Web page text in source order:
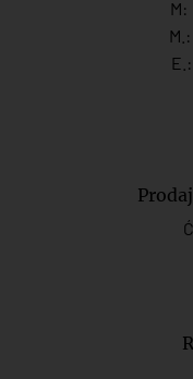
M:
M.:
E.: